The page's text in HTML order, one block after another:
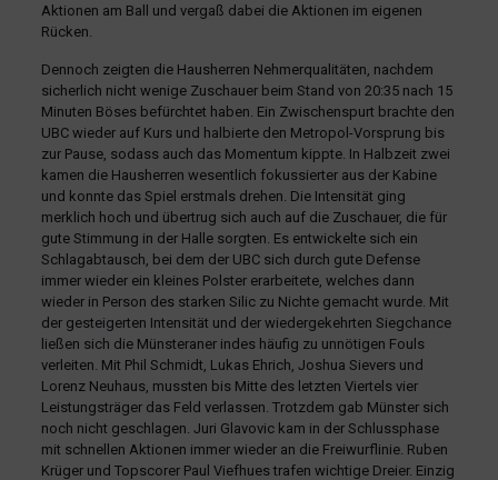
Aktionen am Ball und vergaß dabei die Aktionen im eigenen
Rücken.
Dennoch zeigten die Hausherren Nehmerqualitäten, nachdem
sicherlich nicht wenige Zuschauer beim Stand von 20:35 nach 15
Minuten Böses befürchtet haben. Ein Zwischenspurt brachte den
UBC wieder auf Kurs und halbierte den Metropol-Vorsprung bis
zur Pause, sodass auch das Momentum kippte. In Halbzeit zwei
kamen die Hausherren wesentlich fokussierter aus der Kabine
und konnte das Spiel erstmals drehen. Die Intensität ging
merklich hoch und übertrug sich auch auf die Zuschauer, die für
gute Stimmung in der Halle sorgten. Es entwickelte sich ein
Schlagabtausch, bei dem der UBC sich durch gute Defense
immer wieder ein kleines Polster erarbeitete, welches dann
wieder in Person des starken Silic zu Nichte gemacht wurde. Mit
der gesteigerten Intensität und der wiedergekehrten Siegchance
ließen sich die Münsteraner indes häufig zu unnötigen Fouls
verleiten. Mit Phil Schmidt, Lukas Ehrich, Joshua Sievers und
Lorenz Neuhaus, mussten bis Mitte des letzten Viertels vier
Leistungsträger das Feld verlassen. Trotzdem gab Münster sich
noch nicht geschlagen. Juri Glavovic kam in der Schlussphase
mit schnellen Aktionen immer wieder an die Freiwurflinie. Ruben
Krüger und Topscorer Paul Viefhues trafen wichtige Dreier. Einzig